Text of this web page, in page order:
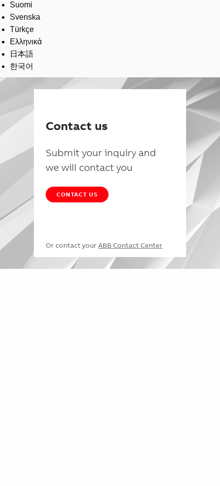
Suomi
Svenska
Türkçe
Ελληνικά
日本語
한국어
Contact us
Submit your inquiry and
we will contact you
CONTACT US
Or contact your ABB Contact Center